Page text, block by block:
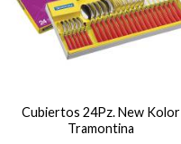
Cubiertos 24Pz. New Kolor
Tramontina